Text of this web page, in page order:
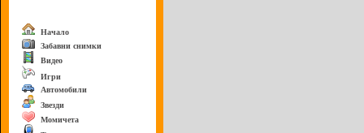
Начало
Забавни снимки
Видео
Игри
Автомобили
Звезди
Момичета